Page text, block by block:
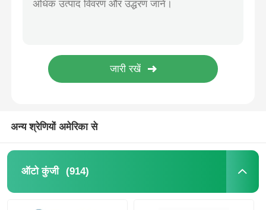
होम
उत्पाद
वीडियो
अन्य श्रेणियों अमेरिका से
ऑटो कुंजी (914)